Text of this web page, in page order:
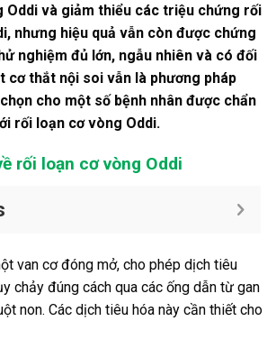
Oddi và giảm thiểu các triệu chứng rối
nhưng hiệu quả vẫn còn được chứng
nghiệm đủ lớn, ngẫu nhiên và có đối
cơ thắt nội soi vẫn là phương pháp
cho một số bệnh nhân được chẩn
rối loạn cơ vòng Oddi.
rối loạn cơ vòng Oddi
van cơ đóng mở, cho phép dịch tiêu
chảy đúng cách qua các ống dẫn từ gan
non. Các dịch tiêu hóa này cần thiết cho